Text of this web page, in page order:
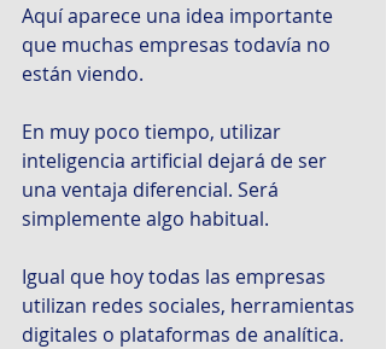
Aquí aparece una idea importante
que muchas empresas todavía no
están viendo.
En muy poco tiempo, utilizar
inteligencia artificial dejará de ser
una ventaja diferencial. Será
simplemente algo habitual.
Igual que hoy todas las empresas
utilizan redes sociales, herramientas
digitales o plataformas de analítica.